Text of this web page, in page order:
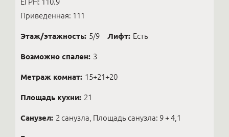
ЕГРН: 110.9
Приведенная: 111
Этаж/этажность: 5/9 Лифт: Есть
Возможно спален: 3
Метраж комнат: 15+21+20
Площадь кухни: 21
Санузел: 2 санузла, Площадь санузла: 9 + 4,1